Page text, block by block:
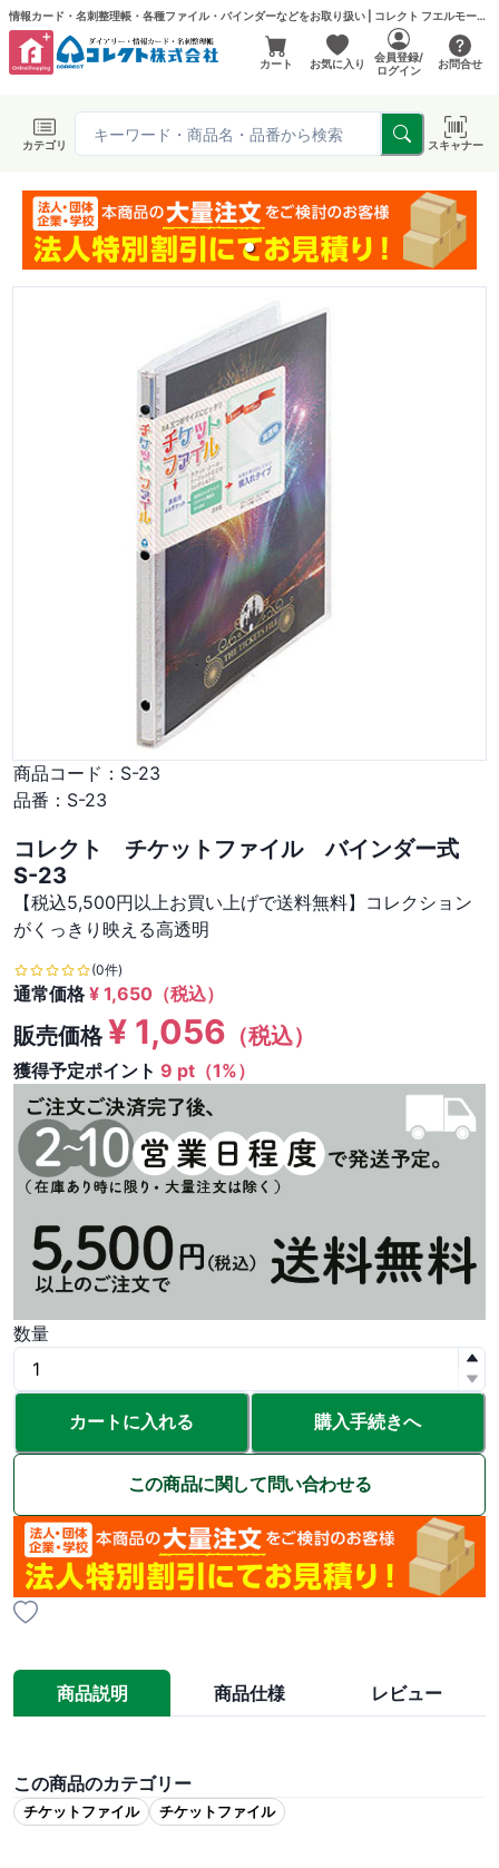
情報カード・名刺整理帳・各種ファイル・バインダーなどをお取り扱い | コレクト フエルモール店
カート お気に入り
会員登録/
ログイン
お問合せ
カテゴリ スキャナー
商品コード： S-23
品番： S-23
コレクト チケットファイル バインダー式
S-23
【税込5,500円以上お買い上げで送料無料】コレクション
がくっきり映える高透明
(0件)
通常価格¥ 1,650 （税込）
販売価格¥ 1,056 （税込）
獲得予定ポイント 9 pt（1%）
数量
カートに入れる 購入手続きへ
この商品に関して問い合わせる
商品説明 商品仕様 レビュー
この商品のカテゴリー
チケットファイル チケットファイル